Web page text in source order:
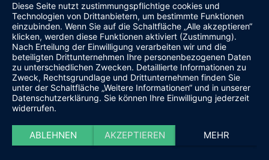
Diese Seite nutzt zustimmungspflichtige cookies und
Technologien von Drittanbietern, um bestimmte Funktionen
einzubinden. Wenn Sie auf die Schaltfläche „Alle akzeptieren“
klicken, werden diese Funktionen aktiviert (Zustimmung).
Nach Erteilung der Einwilligung verarbeiten wir und die
beteiligten Drittunternehmen Ihre personenbezogenen Daten
zu unterschiedlichen Zwecken. Detaillierte Informationen zu
Zweck, Rechtsgrundlage und Drittunternehmen finden Sie
unter der Schaltfläche „Weitere Informationen“ und in unserer
Datenschutzerklärung. Sie können Ihre Einwilligung jederzeit
widerrufen.
ABLEHNEN AKZEPTIEREN MEHR
undefined